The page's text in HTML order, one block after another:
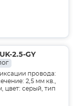
2.5-GY
провода:
2,5 мм кв.,
цвет: серый, тип